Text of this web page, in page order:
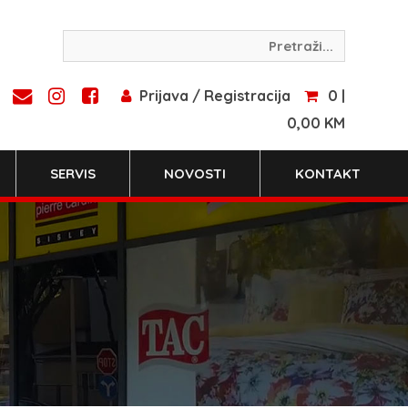
Prijava / Registracija
0 |
0,00 KM
SERVIS NOVOSTI KONTAKT